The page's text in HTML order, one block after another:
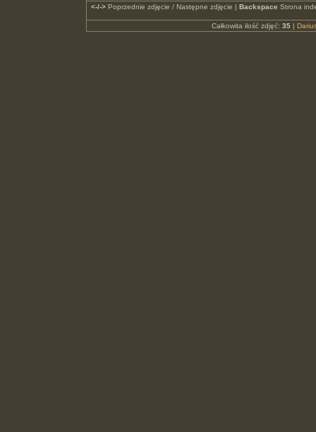
<-/->Poprzednie zdjęcie / Następne zdjęcie | Backspace Strona
Całkowita ilość zdjęć: 35|